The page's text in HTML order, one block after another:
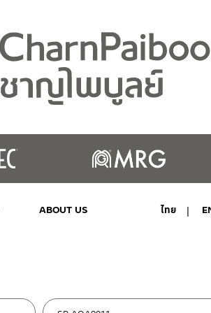
ABOUT US ไทย